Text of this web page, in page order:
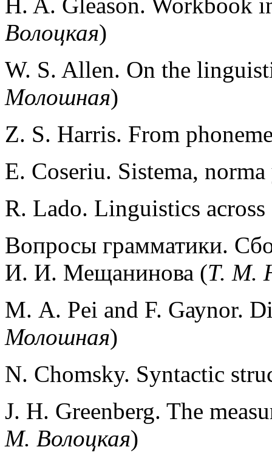
Волоцкая)
W. S. Allen. On the
Mолошная)
Z. S. Harris. From
E. Сoseriu. Sistema,
R. Lado. Linguistics
Вопросы грамматики.
И. И. Мещанинова (Т. М.
M. А. Рei and F. Gауnor.
Молошная)
N. Chomsky. Syntactic
J. H. Greenberg. The
M. Волоцкая)